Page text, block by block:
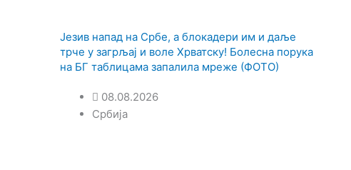
Језив напад на Србе, а блокадери им и даље
трче у загрљај и воле Хрватску! Болесна порука
на БГ таблицама запалила мреже (ФОТО)
08.08.2026
Србија